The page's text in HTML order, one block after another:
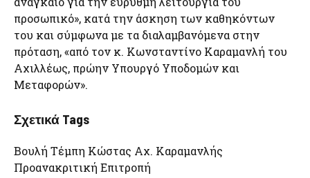
προσωπικό», κατά την άσκηση των καθηκόντων
του και σύμφωνα με τα διαλαμβανόμενα στην
πρόταση, «από τον κ. Κωνσταντίνο Καραμανλή του
Αχιλλέως, πρώην Υπουργό Υποδομών και
Μεταφορών».
Σχετικά Tags
Βουλή Τέμπη Κώστας Αχ. Καραμανλής
Προανακριτική Επιτροπή